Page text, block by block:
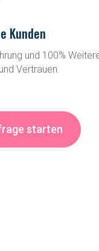
Kunden
und 100%
Vertrauen.
starten